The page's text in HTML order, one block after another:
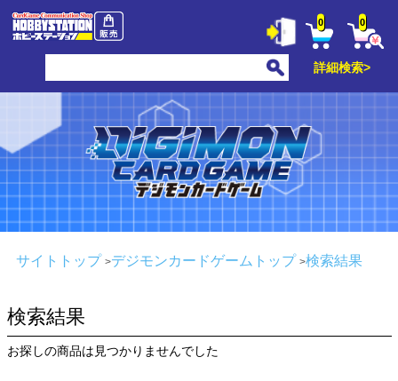
0 0
詳細検索>
サイトトップ デジモンカードゲームトップ 検索結果
検索結果
お探しの商品は見つかりませんでした